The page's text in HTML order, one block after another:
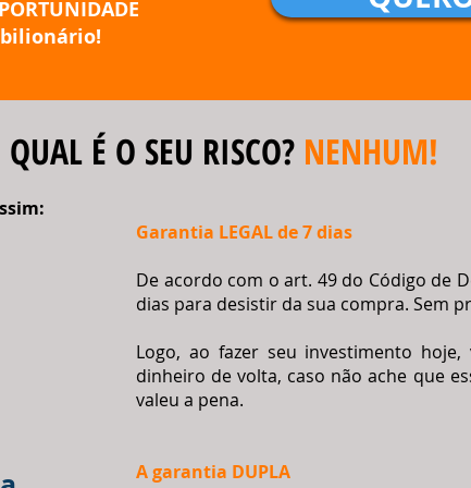
QUAL É O SEU RISCO? NENHUM!
Garantia LEGAL de 7 dias
De acordo com o art. 49 do Código de
dias para desistir da sua compra. Sem
Logo, ao fazer seu investimento
dinheiro de volta, caso não ache que
valeu a pena.
A garantia DUPLA